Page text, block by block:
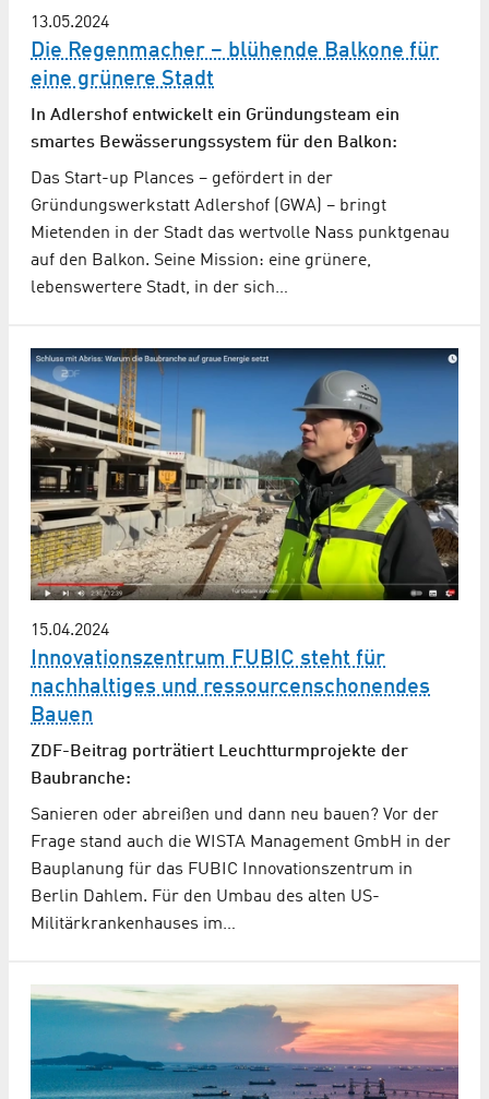
13.05.2024
Die Regenmacher – blühende Balkone für
eine grünere Stadt
In Adlershof entwickelt ein Gründungsteam ein
smartes Bewässerungssystem für den Balkon:
Das Start-up Plances – gefördert in der
Gründungswerkstatt Adlershof (GWA) – bringt
Mietenden in der Stadt das wertvolle Nass punktgenau
auf den Balkon. Seine Mission: eine grünere,
lebenswertere Stadt, in der sich…
15.04.2024
Innovationszentrum FUBIC steht für
nachhaltiges und ressourcenschonendes
Bauen
ZDF-Beitrag porträtiert Leuchtturmprojekte der
Baubranche:
Sanieren oder abreißen und dann neu bauen? Vor der
Frage stand auch die WISTA Management GmbH in der
Bauplanung für das FUBIC Innovationszentrum in
Berlin Dahlem. Für den Umbau des alten US-
Militärkrankenhauses im…